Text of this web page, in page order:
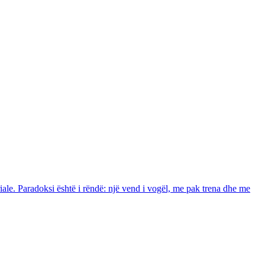
Paradoksi është i rëndë: një vend i vogël, me pak trena dhe me